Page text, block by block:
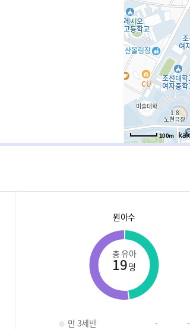
100m
원아수
총 유아
19명
만 3세반 -
-